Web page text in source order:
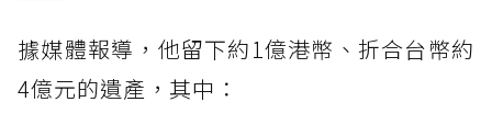
據媒體報導，他留下約1億港幣、折合台幣約
4億元的遺產，其中：